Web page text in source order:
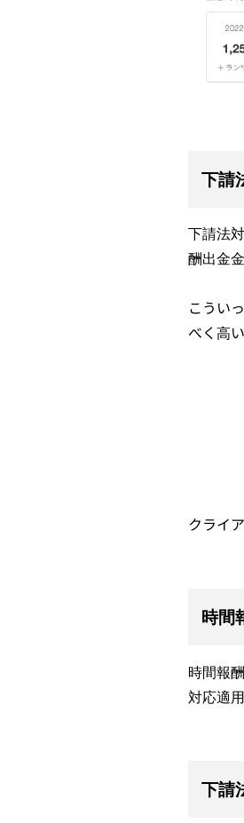
下請
下請法
酬出金
こうい
べく高
クライ
時間
時間報
対応適
下請